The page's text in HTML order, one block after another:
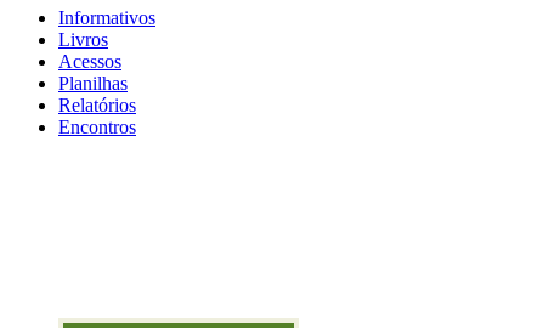
Informativos
Livros
Acessos
Planilhas
Relatórios
Encontros